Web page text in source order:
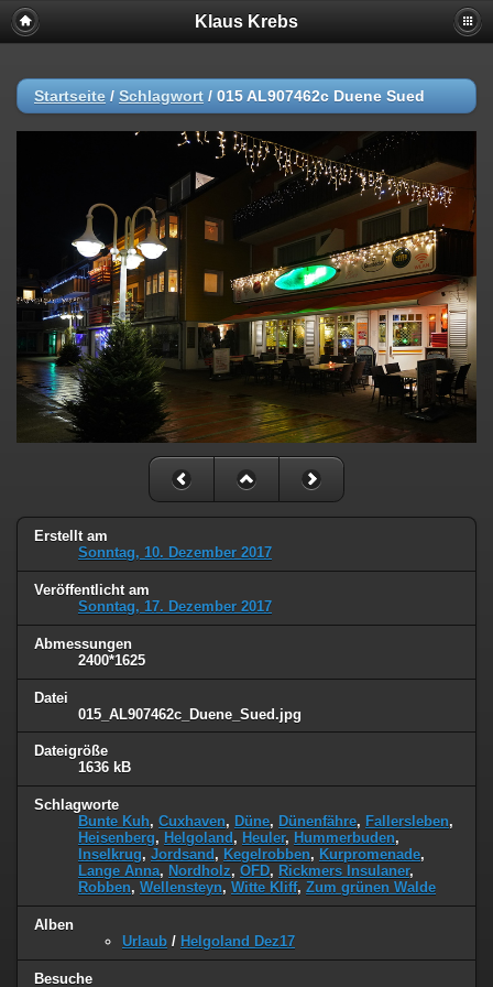
Klaus Krebs
Startseite / Schlagwort / 015 AL907462c Duene Sued
Erstellt am
Sonntag, 10. Dezember 2017
Veröffentlicht am
Sonntag, 17. Dezember 2017
Abmessungen
2400*1625
Datei
015_AL907462c_Duene_Sued.jpg
Dateigröße
1636 kB
Schlagworte
Bunte Kuh, Cuxhaven, Düne, Dünenfähre, Fallersleben,
Heisenberg, Helgoland , Heuler, Hummerbuden,
Inselkrug, Jordsand , Kegelrobben, Kurpromenade,
Lange Anna, Nordholz, OFD, Rickmers Insulaner,
Robben, Wellensteyn, Witte Kliff, Zum grünen Walde
Alben
Urlaub / Helgoland Dez17
Besuche